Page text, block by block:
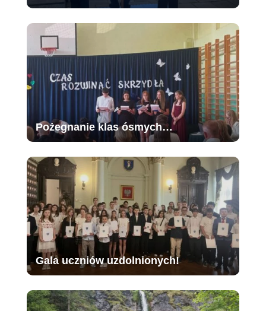
Pożegnanie klas ósmych…
Gala uczniów uzdolnionych!